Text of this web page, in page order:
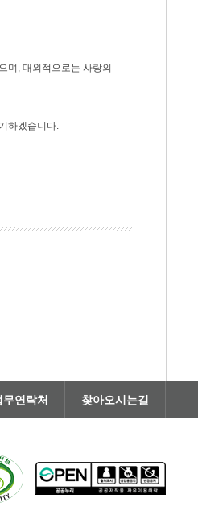
며, 대외적으로는 사랑의
하겠습니다.
무연락처 찾아오시는길